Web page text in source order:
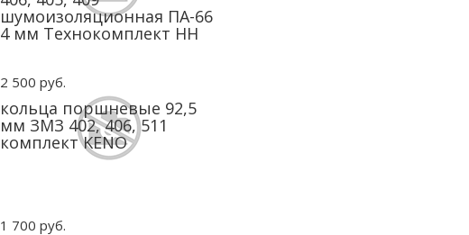
шумоизоляционная ПА-66
4 мм Технокомплект НН
2 500 руб.
кольца поршневые 92,5
мм ЗМЗ 402, 406, 511
комплект KENO
1 700 руб.